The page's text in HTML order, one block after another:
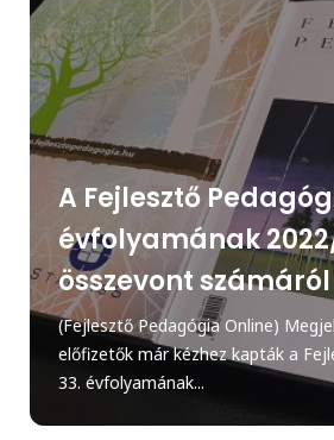
A Fejlesztő
évfolyamának
összevont számáról
(Fejlesztő Pedagógia Online)
előfizetők már kézhez kapták a
33. évfolyamának...